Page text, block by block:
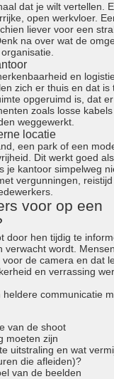
dat je wilt vertellen.
open werkvloer.
liever voor een
na over wat de
en
zich er thuis en dat is
opgeruimd is, dat er
zoals losse
weggewerkt.
locatie
een park of een
Dit werkt goed
je kantoor simpelweg
vergunningen,
voor op een
door hen tijdig te
verwacht wordt.
de camera en dat
en verrassing
communicatie
van de shoot
moeten zijn
uitstraling en wat
die afleiden)?
van de beelden